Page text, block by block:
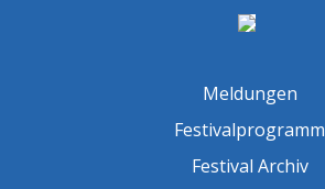
Meldungen
Festivalprogramm
Festival Archiv